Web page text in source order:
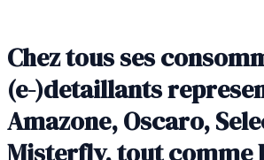
Chez tous ses
(e-)detaillants
Amazone, Oscaro,
Misterfly, tout comme